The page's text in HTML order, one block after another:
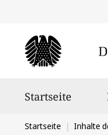
Startseite
Sie
Startseite Inhalte